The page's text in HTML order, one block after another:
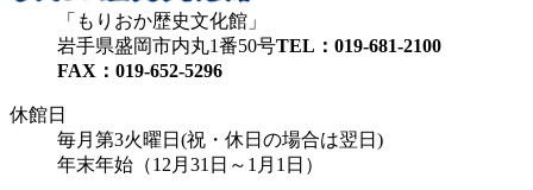
もりおか歴史文化館
岩手県盛岡市内丸1番50号TEL：019-681-2100
FAX：019-652-5296
休館日
毎月第3火曜日(祝・休日の場合は翌日)
年末年始（12月31日～1月1日）